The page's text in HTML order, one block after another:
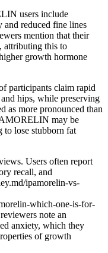
users include
and reduced fine lines
mention that their
attributing this to
growth hormone
participants claim rapid
hips, while preserving
as more pronounced than
may be
lose stubborn fat
Users often report
recall, and
ipamorelin-vs-
which-one-is-for-
note an
anxiety, which they
of growth